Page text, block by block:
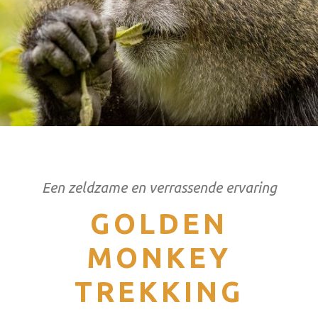
Een zeldzame en verrassende ervaring
GOLDEN
MONKEY
TREKKING